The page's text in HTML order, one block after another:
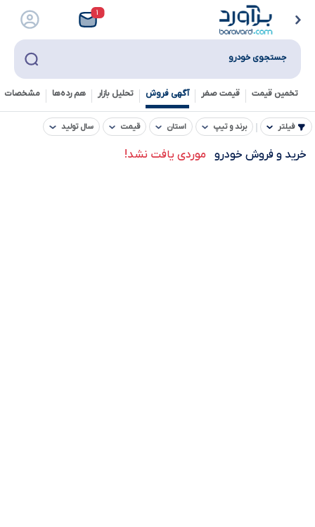
۱
جستجوی خودرو
تخمین قیمت قیمت صفر آگهی فروش تحلیل بازار هم رده‌ها‌ مشخصات
فیلتر برند و تیپ استان قیمت سال تولید
خرید و فروش خودرو موردی یافت نشد!